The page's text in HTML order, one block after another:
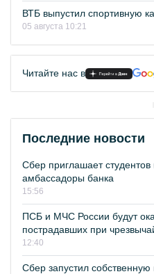
ВТБ выпустил спортивную
05 августа 10:21
Читайте нас в
Последние новости
Сбер приглашает студентов
амбассадоры банка
15:56
ПСБ и МЧС России будут
пострадавших при
12:40
Сбер запустил